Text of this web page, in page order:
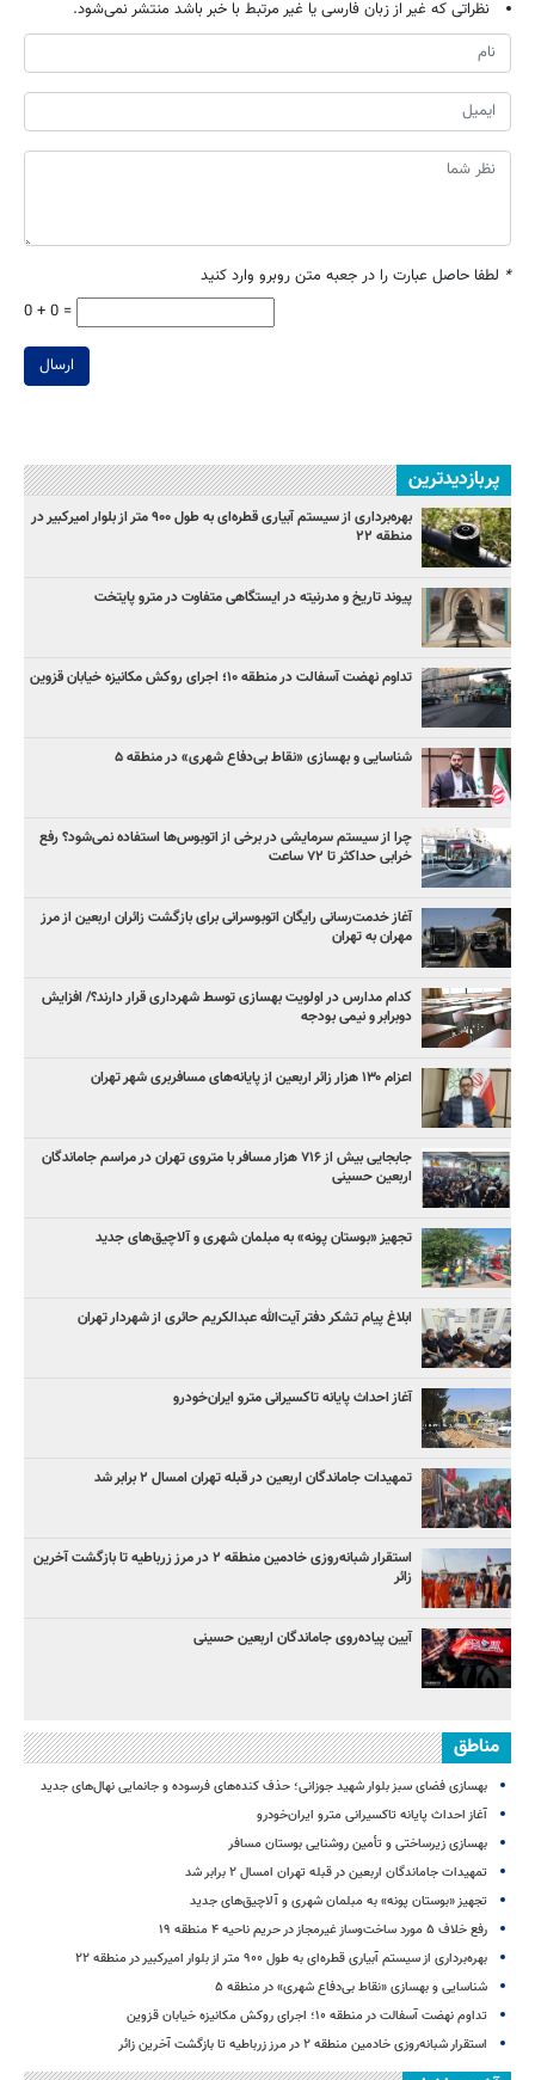
نظراتی که غیر از زبان فارسی یا غیر مرتبط با خبر باشد منتشر نمی‌شود.
* لطفا حاصل عبارت را در جعبه متن روبرو وارد کنید
0 + 0 =
ارسال
پربازدیدترین
بهره‌برداری از سیستم آبیاری قطره‌ای به طول ۹۰۰ متر از بلوار امیرکبیر در
منطقه ۲۲
پیوند تاریخ و مدرنیته در ایستگاهی متفاوت در مترو پایتخت
تداوم نهضت آسفالت در منطقه ۱۰؛ اجرای روکش مکانیزه خیابان قزوین
شناسایی و بهسازی «نقاط بی‌دفاع شهری» در منطقه ۵
چرا از سیستم سرمایشی در برخی از اتوبوس‌ها استفاده نمی‌شود؟ رفع
خرابی حداکثر تا ۷۲ ساعت
آغاز خدمت‌رسانی رایگان اتوبوسرانی برای بازگشت زائران اربعین از مرز
مهران به تهران
کدام مدارس در اولویت بهسازی توسط شهرداری قرار دارند؟/ افزایش
دوبرابر و نیمی بودجه
اعزام ۱۳۰ هزار زائر اربعین از پایانه‌های مسافربری شهر تهران
جابجایی بیش از ۷۱۶ هزار مسافر با متروی تهران در مراسم جاماندگان
اربعین حسینی
تجهیز «بوستان پونه» به مبلمان شهری و آلاچیق‌های جدید
ابلاغ پیام تشکر دفتر آیت‌الله عبدالکریم حائری از شهردار تهران
آغاز احداث پایانه تاکسیرانی مترو ایران‌خودرو
تمهیدات جاماندگان اربعین در قبله تهران امسال ۲ برابر شد
استقرار شبانه‌روزی خادمین منطقه ۲ در مرز زرباطیه تا بازگشت آخرین
زائر
آیین پیاده‌روی جاماندگان اربعین حسینی
مناطق
بهسازی فضای سبز بلوار شهید جوزانی؛ حذف کنده‌های فرسوده و جانمایی نهال‌های جدید
آغاز احداث پایانه تاکسیرانی مترو ایران‌خودرو
بهسازی زیرساختی و تأمین روشنایی بوستان مسافر
تمهیدات جاماندگان اربعین در قبله تهران امسال ۲ برابر شد
تجهیز «بوستان پونه» به مبلمان شهری و آلاچیق‌های جدید
رفع خلاف ۵ مورد ساخت‌وساز غیرمجاز در حریم ناحیه ۴ منطقه ۱۹
بهره‌برداری از سیستم آبیاری قطره‌ای به طول ۹۰۰ متر از بلوار امیرکبیر در منطقه ۲۲
شناسایی و بهسازی «نقاط بی‌دفاع شهری» در منطقه ۵
تداوم نهضت آسفالت در منطقه ۱۰؛ اجرای روکش مکانیزه خیابان قزوین
استقرار شبانه‌روزی خادمین منطقه ۲ در مرز زرباطیه تا بازگشت آخرین زائر